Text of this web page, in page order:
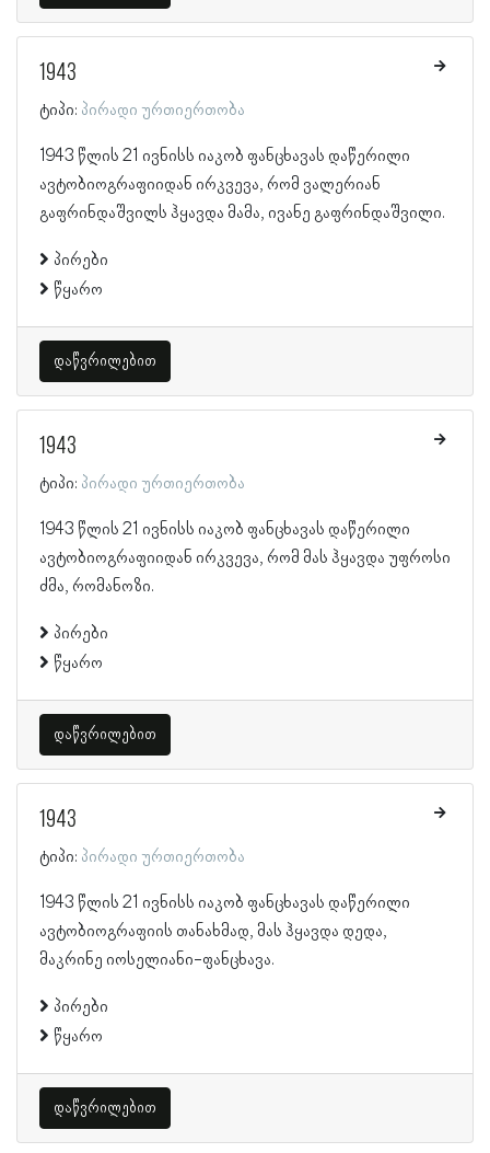
1943
ტიპი: პირადი ურთიერთობა
1943 წლის 21 ივნისს იაკობ ფანცხავას დაწერილი
ავტობიოგრაფიიდან ირკვევა, რომ ვალერიან
გაფრინდაშვილს ჰყავდა მამა, ივანე გაფრინდაშვილი.
პირები
წყარო
დაწვრილებით
1943
ტიპი: პირადი ურთიერთობა
1943 წლის 21 ივნისს იაკობ ფანცხავას დაწერილი
ავტობიოგრაფიიდან ირკვევა, რომ მას ჰყავდა უფროსი
ძმა, რომანოზი.
პირები
წყარო
დაწვრილებით
1943
ტიპი: პირადი ურთიერთობა
1943 წლის 21 ივნისს იაკობ ფანცხავას დაწერილი
ავტობიოგრაფიის თანახმად, მას ჰყავდა დედა,
მაკრინე იოსელიანი-ფანცხავა.
პირები
წყარო
დაწვრილებით